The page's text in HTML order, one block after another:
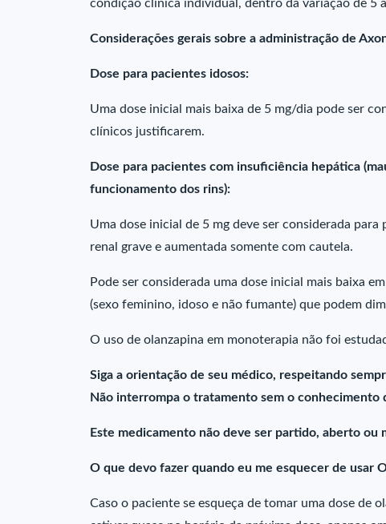
condição clínica individual, dentro da variação de 5
Considerações gerais sobre a administração de
Dose para pacientes idosos:
Uma dose inicial mais baixa de 5 mg/dia pode ser
clínicos justificarem.
Dose para pacientes com insuficiência hepática
funcionamento dos rins):
Uma dose inicial de 5 mg deve ser considerada
renal grave e aumentada somente com cautela.
Pode ser considerada uma dose inicial mais baixa
(sexo feminino, idoso e não fumante) que podem
O uso de olanzapina em monoterapia não foi
Siga a orientação de seu médico, respeitando
Não interrompa o tratamento sem o conhecimento
Este medicamento não deve ser partido, aberto ou
O que devo fazer quando eu me esquecer de usar
Caso o paciente se esqueça de tomar uma dose de